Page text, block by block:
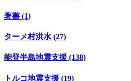
著書 (1)
ターメ村洪水 (27)
能登半島地震支援 (138)
トルコ地震支援 (19)